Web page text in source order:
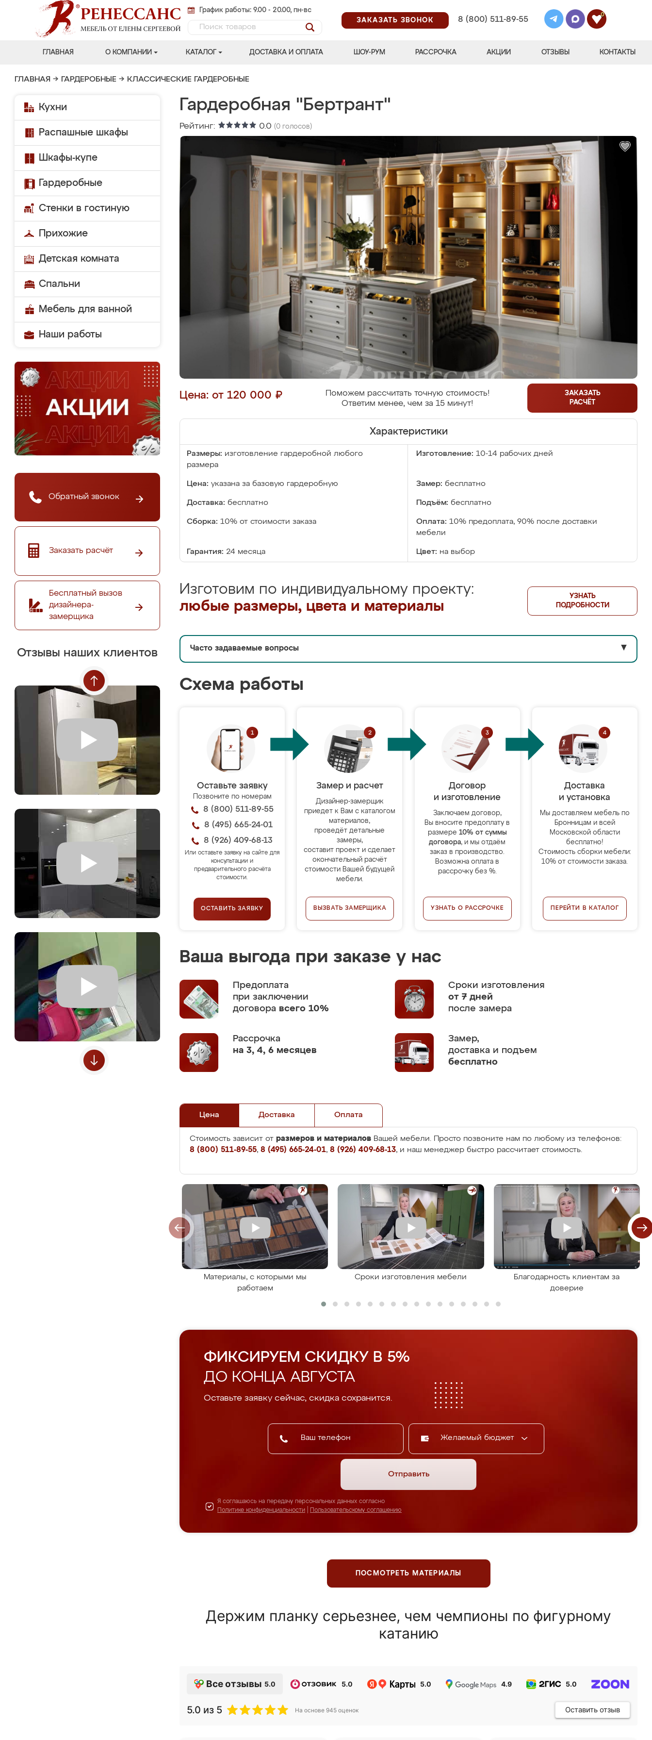
График работы: 9.00 - 20.00, пн-вс
ЗАКАЗАТЬ ЗВОНОК
8 (800) 511-89-55
0
ГЛАВНАЯ О КОМПАНИИ КАТАЛОГ ДОСТАВКА И ОПЛАТА ШОУ-РУМ РАССРОЧКА АКЦИИ ОТЗЫВЫ КОНТАКТЫ
ГЛАВНАЯ → ГАРДЕРОБНЫЕ → КЛАССИЧЕСКИЕ ГАРДЕРОБНЫЕ
Кухни
Распашные шкафы
Шкафы-купе
Гардеробные
Стенки в гостиную
Прихожие
Детская комната
Спальни
Мебель для ванной
Наши работы
Обратный звонок
Заказать расчёт
Бесплатный вызов
дизайнера-
замерщика
Отзывы наших клиентов
Гардеробная "Бертрант"
Рейтинг: 0.0 (0 голосов)
Цена: от 120 000 ₽
Поможем рассчитать точную стоимость!
Ответим менее, чем за 15 минут!
ЗАКАЗАТЬ
РАСЧЁТ
Характеристики
Размеры: изготовление гардеробной любого
размера
Изготовление: 10-14 рабочих дней
Цена: указана за базовую гардеробную Замер: бесплатно
Доставка: бесплатно Подъём: бесплатно
Сборка: 10% от стоимости заказа Оплата: 10% предоплата, 90% после доставки
мебели
Гарантия: 24 месяца Цвет: на выбор
Изготовим по индивидуальному проекту:
любые размеры, цвета и материалы
УЗНАТЬ
ПОДРОБНОСТИ
Часто задаваемые вопросы ▼
Схема работы
Оставьте заявку
Позвоните по номерам
8 (800) 511-89-55
8 (495) 665-24-01
8 (926) 409-68-13
Или оставьте заявку на сайте для
консультации и
предварительного расчёта
стоимости.
ОСТАВИТЬ ЗАЯВКУ
Замер и расчет
Дизайнер-замерщик
приедет к Вам с каталогом
материалов,
проведёт детальные
замеры,
составит проект и сделает
окончательный расчёт
стоимости Вашей будущей
мебели.
ВЫЗВАТЬ ЗАМЕРЩИКА
Договор
и изготовление
Заключаем договор,
Вы вносите предоплату в
размере 10% от суммы
договора, и мы отдаём
заказ в производство.
Возможна оплата в
рассрочку без %.
УЗНАТЬ О РАССРОЧКЕ
Доставка
и установка
Мы доставляем мебель по
Бронницам и всей
Московской области
бесплатно!
Стоимость сборки мебели:
10% от стоимости заказа.
ПЕРЕЙТИ В КАТАЛОГ
Ваша выгода при заказе у нас
Предоплата
при заключении
договора всего 10%
Сроки изготовления
от 7 дней
после замера
Рассрочка
на 3, 4, 6 месяцев
Замер,
доставка и подъем
бесплатно
Цена Доставка Оплата
Стоимость зависит от размеров и материалов Вашей мебели. Просто позвоните нам по любому из телефонов:
8 (800) 511-89-55, 8 (495) 665-24-01, 8 (926) 409-68-13, и наш менеджер быстро рассчитает стоимость.
Материалы, с которыми мы
работаем
Сроки изготовления мебели
Благодарность клиентам за
доверие
ФИКСИРУЕМ СКИДКУ В 5%
ДО КОНЦА АВГУСТА
Оставьте заявку сейчас, скидка сохранится.
Желаемый бюджет
Отправить
Я соглашаюсь на передачу персональных данных согласно
Политике конфиденциальности
Пользовательскому соглашению
ПОСМОТРЕТЬ МАТЕРИАЛЫ
Держим планку серьезнее, чем чемпионы по фигурному
катанию
Все отзывы 5.0 5.0 5.0 4.9 5.0
5.0 из 5 На основе 945 оценок Оставить отзыв